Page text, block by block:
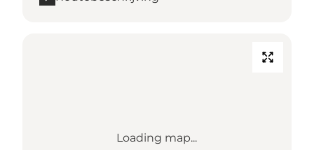
Loading map...